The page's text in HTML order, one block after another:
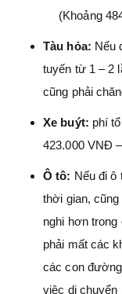
(Khoảng
Tàu hỏa: Nếu
tuyến từ 1 – 2
cũng phải
Xe buýt: phí
423.000 VNĐ
Ô tô: Nếu đi
thời gian,
nghi hơn trong
phải mất các
các con
việc di chuyển